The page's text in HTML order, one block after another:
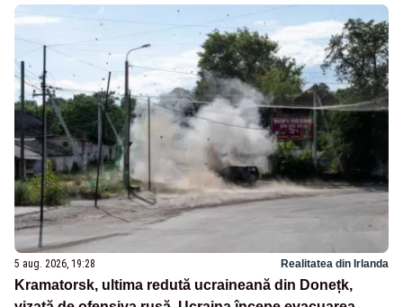
5 aug. 2026, 19:28 Realitatea din Irlanda
Kramatorsk, ultima redută ucraineană din Donețk,